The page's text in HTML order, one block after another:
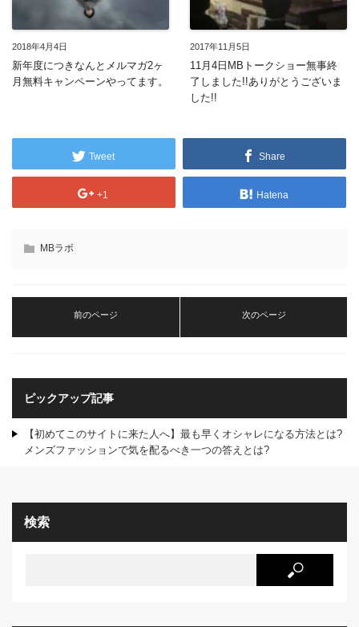
2018年4月4日
新年度につきなんとメルマガ2ヶ
月無料キャンペーンやってます。
2017年11月5日
11月4日MBトークショー無事終
了しました!!ありがとうございま
した!!
Tweet Share
+1 Hatena
MBラボ
前のページ 次のページ
ピックアップ記事
【初めてこのサイトに来た人へ】最も早くオシャレになる方法とは?
メンズファッションで気を配るべき一つの答えとは?
検索